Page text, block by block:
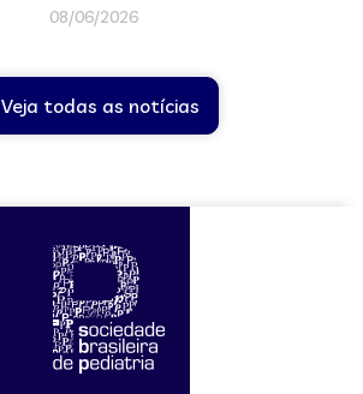
08/06/2026
Veja todas as notícias